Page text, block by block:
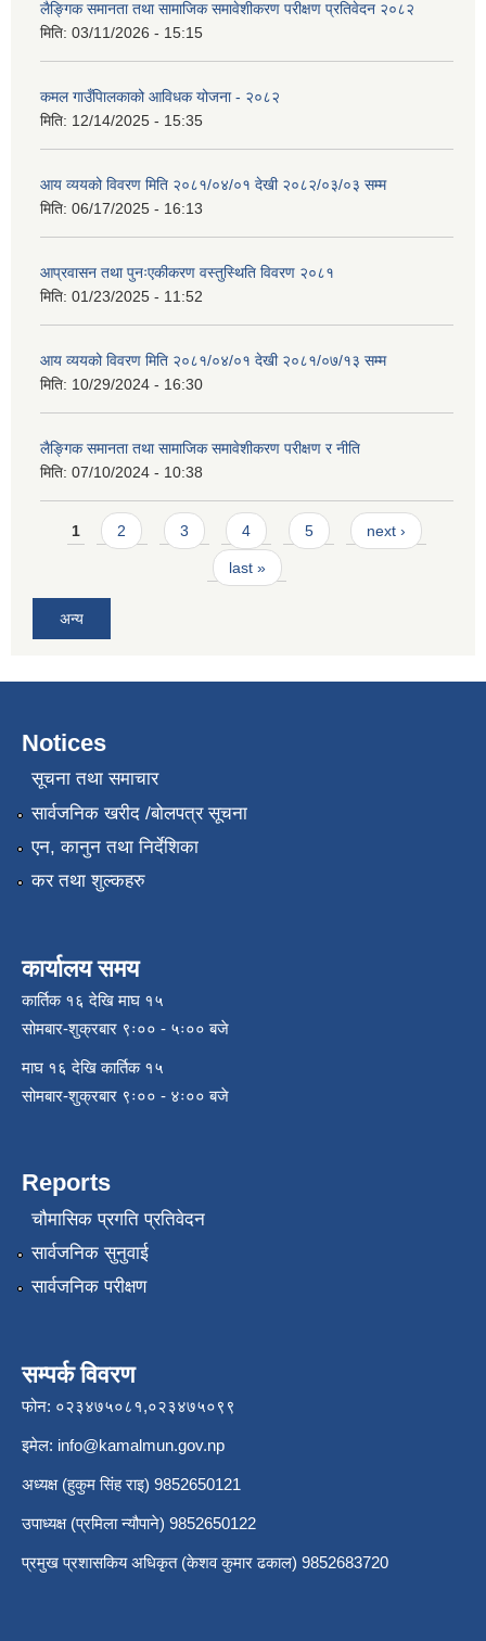
लैङ्गिक समानता तथा सामाजिक समावेशीकरण परीक्षण प्रतिवेदन २०८२
मिति: 03/11/2026 - 15:15
कमल गाउँपािलकाको आविधक योजना - २०८२
मिति: 12/14/2025 - 15:35
आय व्ययको विवरण मिति २०८१/०४/०१ देखी २०८२/०३/०३ सम्म
मिति: 06/17/2025 - 16:13
आप्रवासन तथा पुनःएकीकरण वस्तुस्थिति विवरण २०८१
मिति: 01/23/2025 - 11:52
आय व्ययको विवरण मिति २०८१/०४/०१ देखी २०८१/०७/१३ सम्म
मिति: 10/29/2024 - 16:30
लैङ्गिक समानता तथा सामाजिक समावेशीकरण परीक्षण र नीति
मिति: 07/10/2024 - 10:38
Pages
1 2 3 4 5 next ›
last »
अन्य
Notices
सूचना तथा समाचार
सार्वजनिक खरीद /बोलपत्र सूचना
एन, कानुन तथा निर्देशिका
कर तथा शुल्कहरु
कार्यालय समय
कार्तिक १६ देखि माघ १५
सोमबार-शुक्रबार ९ः०० - ५ः०० बजे
माघ १६ देखि कार्तिक १५
सोमबार-शुक्रबार ९ः०० - ४ः०० बजे
Reports
चौमासिक प्रगति प्रतिवेदन
सार्वजनिक सुनुवाई
सार्वजनिक परीक्षण
सम्पर्क विवरण
फोन: ०२३४७५०८१,०२३४७५०९९
इमेल: info@kamalmun.gov.np
अध्यक्ष (हुकुम सिंह राइ) 9852650121
उपाध्यक्ष (प्रमिला न्यौपाने) 9852650122
प्रमुख प्रशासकिय अधिकृत (केशव कुमार ढकाल) 9852683720